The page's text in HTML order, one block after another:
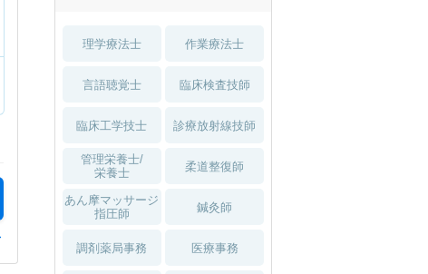
理学療法士 作業療法士
言語聴覚士 臨床検査技師
臨床工学技士 診療放射線技師
管理栄養士/
栄養士
柔道整復師
あん摩マッサージ
指圧師
鍼灸師
調剤薬局事務 医療事務